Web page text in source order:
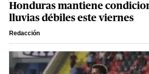
Honduras mantiene
lluvias débiles este viernes
Redacción